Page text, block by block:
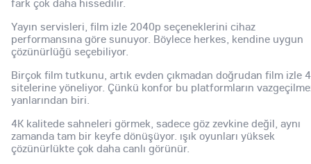
fark çok daha hissedilir.
Yayın servisleri, film izle 2040p seçeneklerini cihaz
performansına göre sunuyor. Böylece herkes, kendine uygun
çözünürlüğü seçebiliyor.
Birçok film tutkunu, artık evden çıkmadan doğrudan film izle
sitelerine yöneliyor. Çünkü konfor bu platformların
yanlarından biri.
4K kalitede sahneleri görmek, sadece göz zevkine değil, aynı
zamanda tam bir keyfe dönüşüyor. ışık oyunları yüksek
çözünürlükte çok daha canlı görünür.